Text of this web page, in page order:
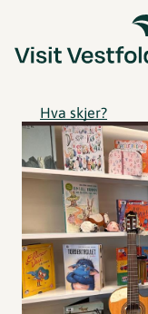
Hva skjer?